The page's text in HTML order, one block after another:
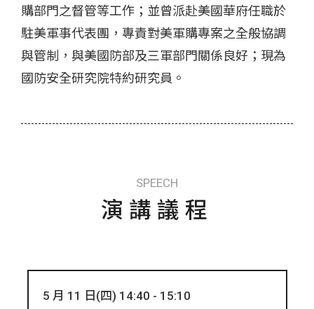
購部門之督管等工作；並曾派赴美國華府任職於
駐美軍事代表團，專責對美軍購專案之全般協調
與管制，與美國防部及三軍部門關係良好；現為
國防安全研究院特約研究員。
SPEECH
演講議程
5 月 11 日(四) 14:40 - 15:10